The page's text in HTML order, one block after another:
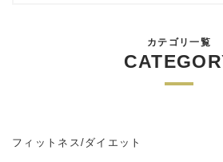
カテゴリ一覧
フィットネス/ダイエット